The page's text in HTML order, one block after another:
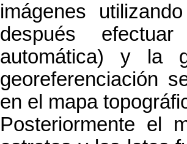
imágenes
después
automática) y la
georeferenciación
en el mapa
Posteriormente el